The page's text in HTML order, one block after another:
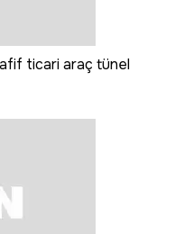
ticari araç tünel